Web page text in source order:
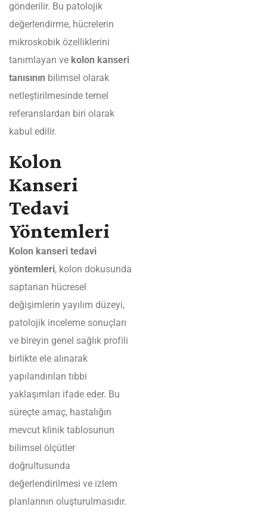
gönderilir. Bu patolojik
değerlendirme, hücrelerin
mikroskobik özelliklerini
tanımlayan ve kolon kanseri
tanısının bilimsel olarak
netleştirilmesinde temel
referanslardan biri olarak
kabul edilir.
Kolon
Kanseri
Tedavi
Yöntemleri
Kolon kanseri tedavi
yöntemleri, kolon dokusunda
saptanan hücresel
değişimlerin yayılım düzeyi,
patolojik inceleme sonuçları
ve bireyin genel sağlık profili
birlikte ele alınarak
yapılandırılan tıbbi
yaklaşımları ifade eder. Bu
süreçte amaç, hastalığın
mevcut klinik tablosunun
bilimsel ölçütler
doğrultusunda
değerlendirilmesi ve izlem
planlarının oluşturulmasıdır.